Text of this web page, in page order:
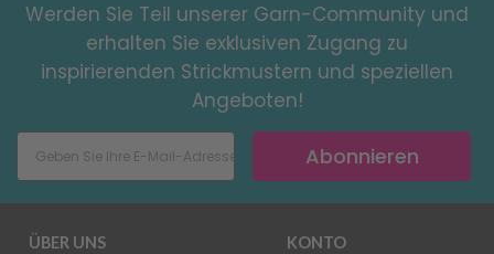
Werden Sie Teil unserer Garn-Community und
erhalten Sie exklusiven Zugang zu
inspirierenden Strickmustern und speziellen
Angeboten!
Abonnieren
ÜBER UNS KONTO